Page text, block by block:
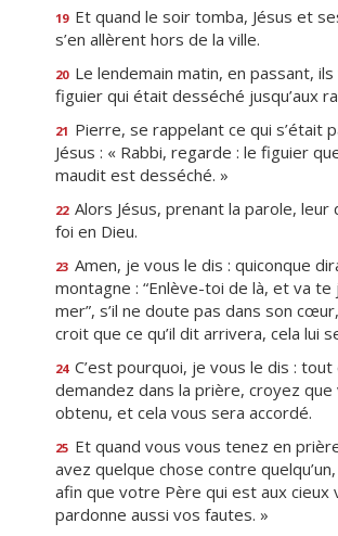
19 Et quand le soir tomba, Jésus et
s’en allèrent hors de la ville.
20 Le lendemain matin, en passant,
figuier qui était desséché jusqu’aux
21 Pierre, se rappelant ce qui s’était
Jésus : « Rabbi, regarde : le figuier
maudit est desséché. »
22 Alors Jésus, prenant la parole, leur
foi en Dieu.
23 Amen, je vous le dis : quiconque
montagne : “Enlève-toi de là, et va te
mer”, s’il ne doute pas dans son cœur,
croit que ce qu’il dit arrivera, cela lui
24 C’est pourquoi, je vous le dis : tout
demandez dans la prière, croyez que
obtenu, et cela vous sera accordé.
25 Et quand vous vous tenez en
avez quelque chose contre
afin que votre Père qui est aux cieux
pardonne aussi vos fautes. »